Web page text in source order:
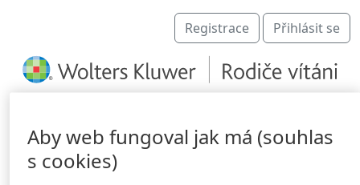
Registrace Přihlásit se
Aby web fungoval jak má (souhlas
s cookies)